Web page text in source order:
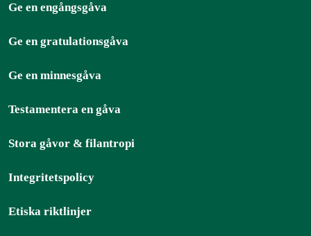
Ge en engångsgåva
Ge en gratulationsgåva
Ge en minnesgåva
Testamentera en gåva
Stora gåvor & filantropi
Integritetspolicy
Etiska riktlinjer